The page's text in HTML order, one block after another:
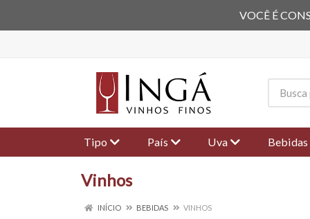
VOCÊ É
Tipo País Uva Bebidas
Vinhos
INÍCIO BEBIDAS VINHOS